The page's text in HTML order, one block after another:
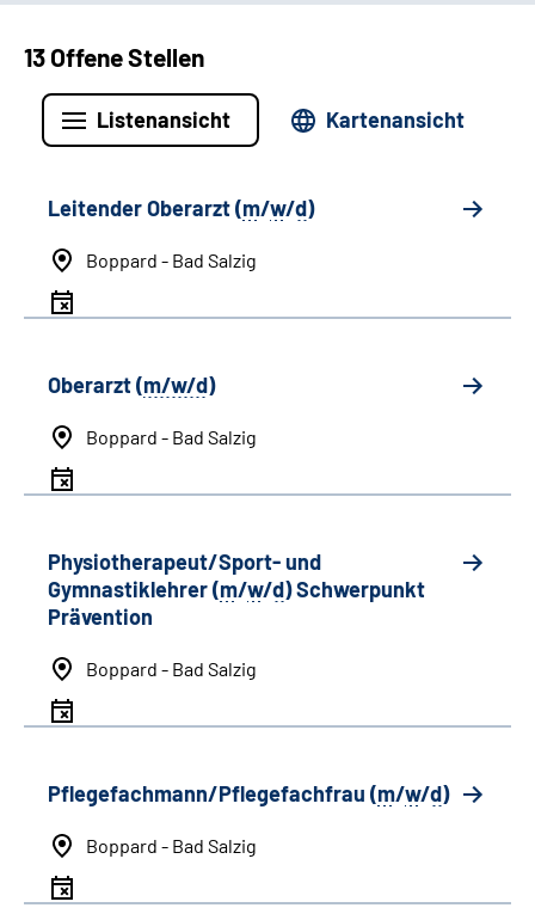
13 Offene Stellen
Listenansicht Kartenansicht
Leitender Oberarzt (m/w/d)
Boppard - Bad Salzig
Oberarzt (m/w/d)
Boppard - Bad Salzig
Physiotherapeut/Sport- und
Gymnastiklehrer (m/w/d) Schwerpunkt
Prävention
Boppard - Bad Salzig
Pflegefachmann/Pflegefachfrau (m/w/d)
Boppard - Bad Salzig